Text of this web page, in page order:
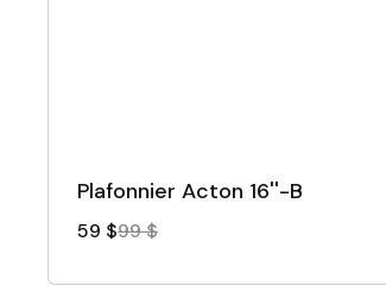
Plafonnier Acton 16''-B
59 $99 $